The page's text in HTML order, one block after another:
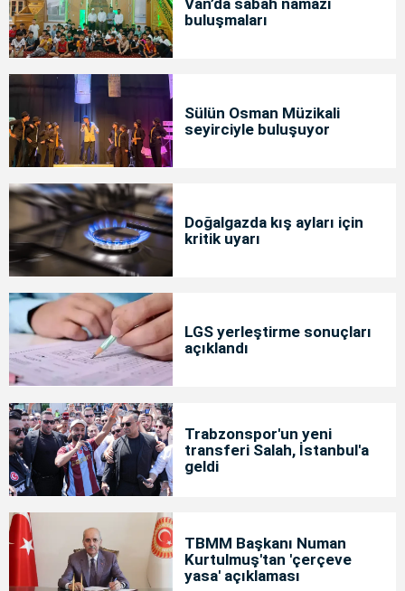
Van’da sabah namazı
buluşmaları
Sülün Osman Müzikali
seyirciyle buluşuyor
Doğalgazda kış ayları için
kritik uyarı
LGS yerleştirme sonuçları
açıklandı
Trabzonspor'un yeni
transferi Salah, İstanbul'a
geldi
TBMM Başkanı Numan
Kurtulmuş'tan 'çerçeve
yasa' açıklaması